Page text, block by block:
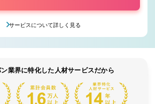
サービスについて詳しく見る
ン業界に特化した人材サービスだから